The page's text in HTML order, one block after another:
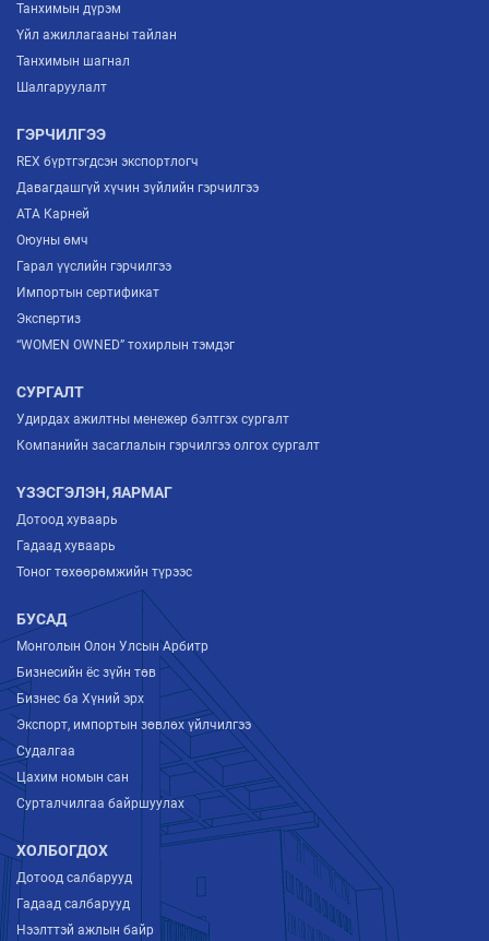
Танхимын дүрэм
Үйл ажиллагааны тайлан
Танхимын шагнал
Шалгаруулалт
ГЭРЧИЛГЭЭ
REX бүртгэгдсэн экспортлогч
Давагдашгүй хүчин зүйлийн гэрчилгээ
ATA Карней
Оюуны өмч
Гарал үүслийн гэрчилгээ
Импортын сертификат
Экспертиз
“WOMEN OWNED” тохирлын тэмдэг
СУРГАЛТ
Удирдах ажилтны менежер бэлтгэх сургалт
Компанийн засаглалын гэрчилгээ олгох сургалт
ҮЗЭСГЭЛЭН, ЯАРМАГ
Дотоод хуваарь
Гадаад хуваарь
Тоног төхөөрөмжийн түрээс
БУСАД
Монголын Олон Улсын Арбитр
Бизнесийн ёс зүйн төв
Бизнес ба Хүний эрх
Экспорт, импортын зөвлөх үйлчилгээ
Судалгаа
Цахим номын сан
Сурталчилгаа байршуулах
ХОЛБОГДОХ
Дотоод салбарууд
Гадаад салбарууд
Нээлттэй ажлын байр